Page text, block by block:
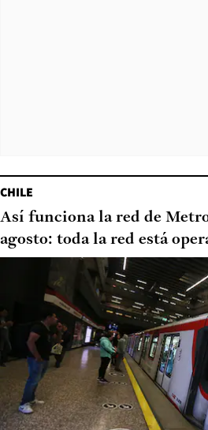
CHILE
Así funciona la red de
agosto: toda la red está